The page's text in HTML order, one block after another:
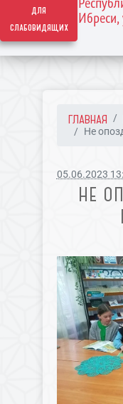
для
слабовидящих
Ибреси,
ГЛАВНАЯ
Не
05.06.2023
НЕ